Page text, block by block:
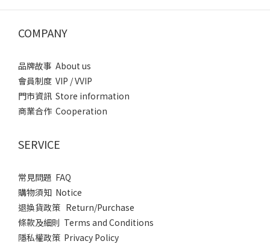
COMPANY
品牌故事 About us
會員制度 VIP / VVIP
門市資訊 Store information
商業合作 Cooperation
SERVICE
常見問題 FAQ
購物須知 Notice
退換貨政策 Return/Purchase
條款及細則 Terms and Conditions
隱私權政策 Privacy Policy